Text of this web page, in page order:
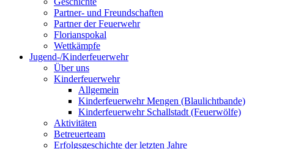
Partner- und Freundschaften
Partner der Feuerwehr
Florianspokal
Wettkämpfe
Jugend-/Kinderfeuerwehr
Über uns
Kinderfeuerwehr
Allgemein
Kinderfeuerwehr Mengen (Blaulichtbande)
Kinderfeuerwehr Schallstadt (Feuerwölfe)
Aktivitäten
Betreuerteam
Erfolgsgeschichte der letzten Jahre